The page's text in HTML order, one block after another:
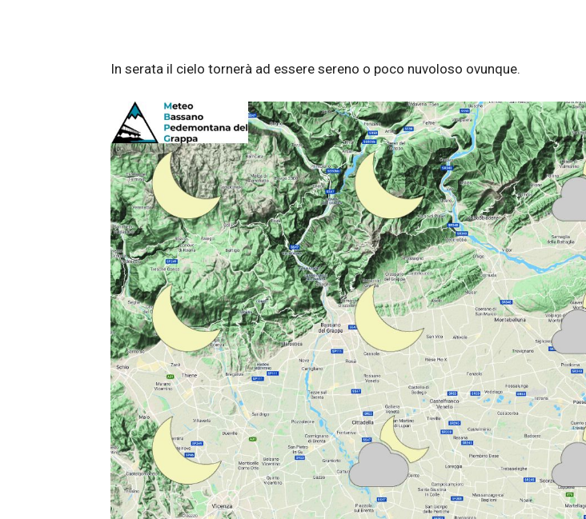
In serata il cielo tornerà ad essere sereno o poco nuvoloso ovunque.